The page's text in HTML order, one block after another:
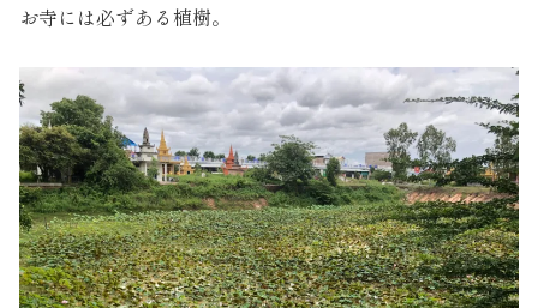
お寺には必ずある植樹。